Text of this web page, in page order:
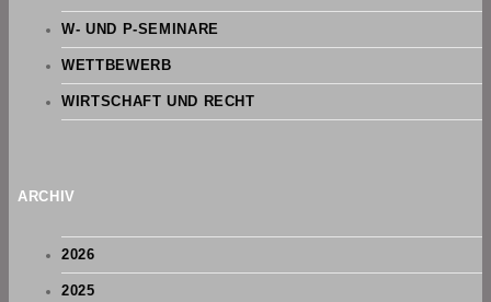
W- UND P-SEMINARE
WETTBEWERB
WIRTSCHAFT UND RECHT
ARCHIV
2026
2025